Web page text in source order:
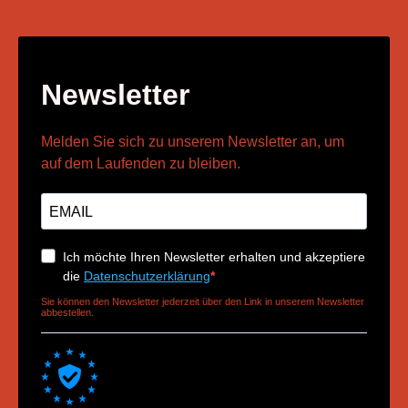
Newsletter
Melden Sie sich zu unserem Newsletter an, um
auf dem Laufenden zu bleiben.
Ich möchte Ihren Newsletter erhalten und akzeptiere
die Datenschutzerklärung
Sie können den Newsletter jederzeit über den Link in unserem Newsletter
abbestellen.